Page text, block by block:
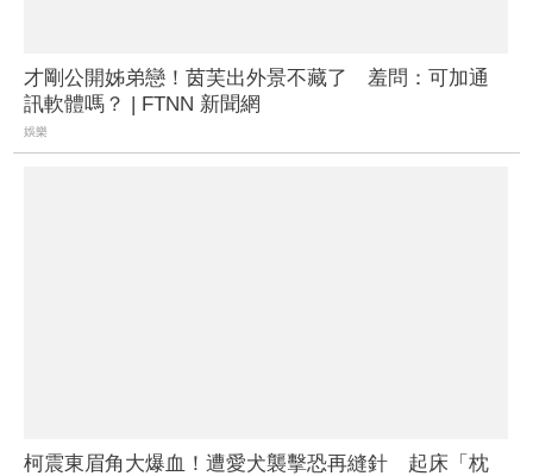
才剛公開姊弟戀！茵芙出外景不藏了 羞問：可加通
訊軟體嗎？ | FTNN 新聞網
娛樂
柯震東眉角大爆血！遭愛犬襲擊恐再縫針 起床「枕